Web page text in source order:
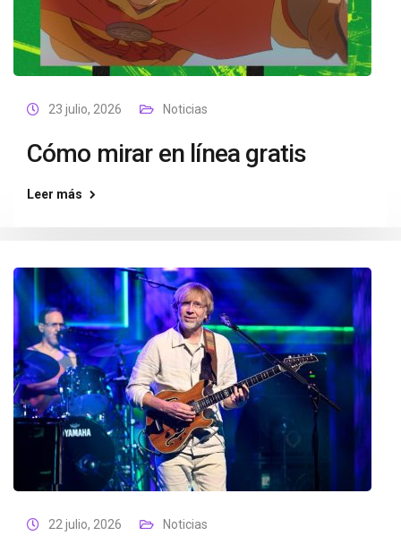
23 julio, 2026 Noticias
Cómo mirar en línea gratis
Leer más
22 julio, 2026 Noticias